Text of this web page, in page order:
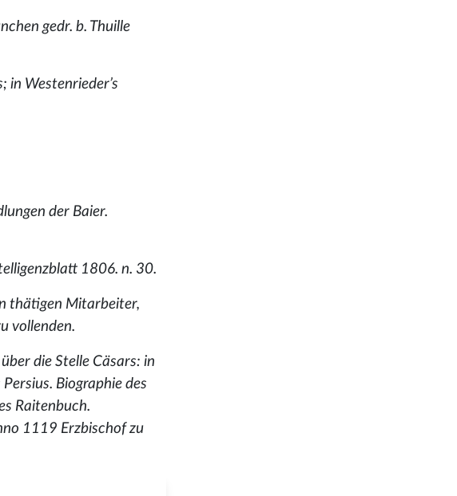
gedr. b. Thuille
in Westenrieder’s
der Baier.
1806. n. 30.
thätigen Mitarbeiter,
vollenden.
die Stelle Cäsars: in
Biographie des
Raitenbuch.
1119 Erzbischof zu